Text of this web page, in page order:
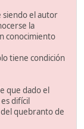
siendo el autor
la
conocimiento
tiene condición
que dado el
difícil
quebranto de